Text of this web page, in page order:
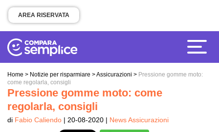
AREA RISERVATA
Home > Notizie per risparmiare >Assicurazioni > Pressione gomme moto:
come regolarla, consigli
Pressione gomme moto: come
regolarla, consigli
di Fabio Caliendo | 20-08-2020 | News Assicurazioni